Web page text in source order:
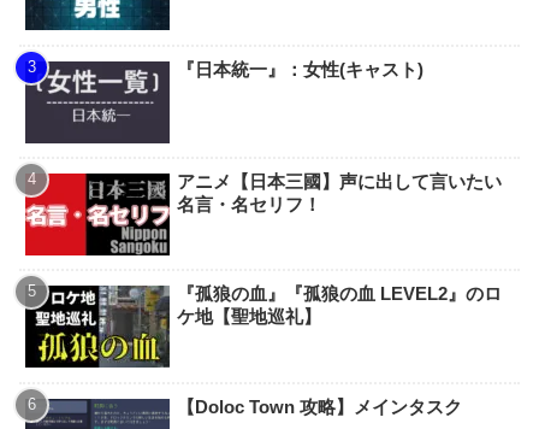
『日本統一』：女性(キャスト)
アニメ【日本三國】声に出して言いたい
名言・名セリフ！
『孤狼の血』『孤狼の血 LEVEL2』のロ
ケ地【聖地巡礼】
【Doloc Town 攻略】メインタスク